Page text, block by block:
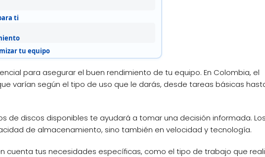
ti
tu equipo
para asegurar el buen rendimiento de tu equipo. En Colombia, el
varían según el tipo de uso que le darás, desde tareas básicas
de discos disponibles te ayudará a tomar una decisión informada.
de almacenamiento, sino también en velocidad y tecnología.
cuenta tus necesidades específicas, como el tipo de trabajo que